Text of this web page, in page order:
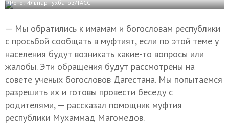
Фото: Ильнар Тухбатов/ТАСС
— Мы обратились к имамам и богословам республики
с просьбой сообщать в муфтият, если по этой теме у
населения будут возникать какие-то вопросы или
жалобы. Эти обращения будут рассмотрены на
совете ученых богословов Дагестана. Мы попытаемся
разрешить их и готовы провести беседу с
родителями, — рассказал помощник муфтия
республики Мухаммад Магомедов.